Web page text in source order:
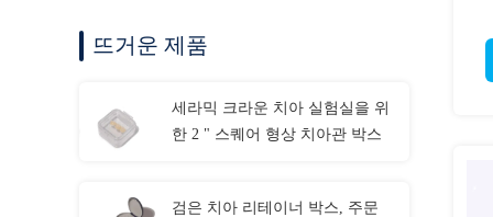
뜨거운 제품
세라믹 크라운 치아 실험실을 위
한 2 " 스퀘어 형상 치아관 박스
검은 치아 리테이너 박스, 주문